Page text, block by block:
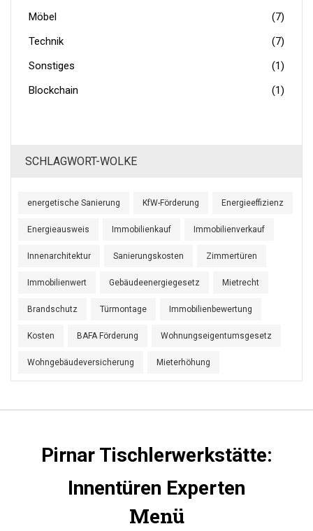
Möbel
(7)
Technik
(7)
Sonstiges
(1)
Blockchain
(1)
SCHLAGWORT-WOLKE
energetische Sanierung KfW-Förderung Energieeffizienz
Energieausweis Immobilienkauf Immobilienverkauf
Innenarchitektur Sanierungskosten Zimmertüren
Immobilienwert Gebäudeenergiegesetz Mietrecht
Brandschutz Türmontage Immobilienbewertung
Kosten BAFA Förderung Wohnungseigentumsgesetz
Wohngebäudeversicherung Mieterhöhung
Pirnar Tischlerwerkstätte:
Innentüren Experten
Menü